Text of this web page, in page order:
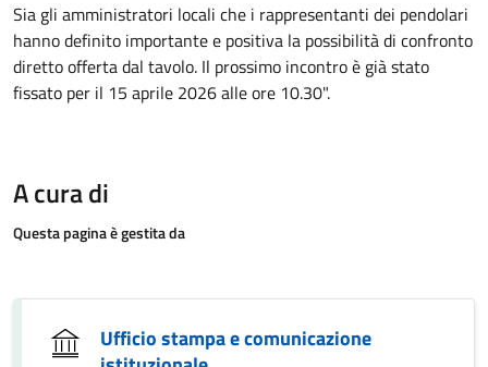
Sia gli amministratori locali che i rappresentanti dei pendolari
hanno definito importante e positiva la possibilità di confronto
diretto offerta dal tavolo. Il prossimo incontro è già stato
fissato per il 15 aprile 2026 alle ore 10.30".
A cura di
Questa pagina è gestita da
Ufficio stampa e comunicazione